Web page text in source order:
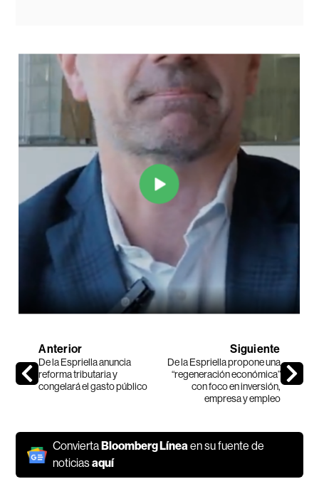
Anterior
De la Espriella anuncia
reforma tributaria y
congelará el gasto público
Siguiente
De la Espriella propone una
“regeneración económica”
con foco en inversión,
empresa y empleo
Convierta Bloomberg Líneaen su fuente de
noticiasaquí